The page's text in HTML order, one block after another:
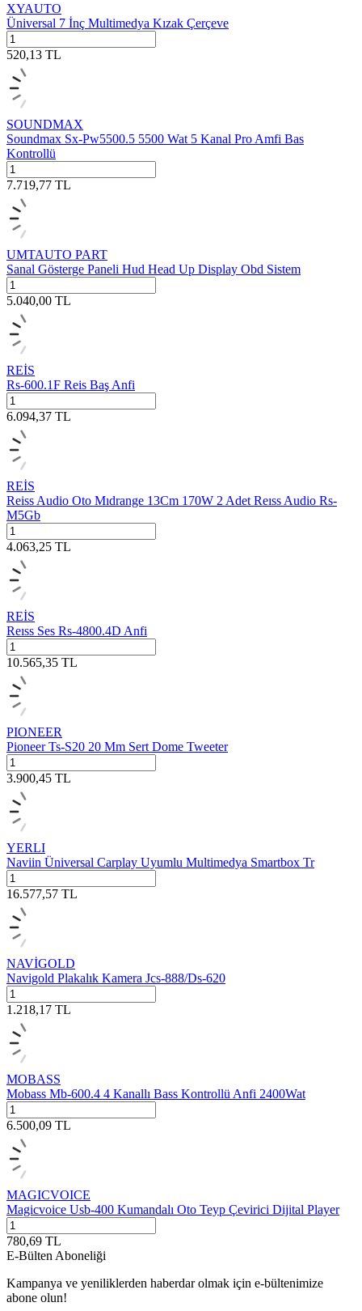
XYAUTO
Üniversal 7 İnç Multimedya Kızak Çerçeve
520,13 TL
SOUNDMAX
Soundmax Sx-Pw5500.5 5500 Wat 5 Kanal Pro Amfi Bas
Kontrollü
7.719,77 TL
UMTAUTO PART
Sanal Gösterge Paneli Hud Head Up Display Obd Sistem
5.040,00 TL
REİS
Rs-600.1F Reis Baş Anfi
6.094,37 TL
REİS
Reiss Audio Oto Mıdrange 13Cm 170W 2 Adet Reıss Audio Rs-
M5Gb
4.063,25 TL
REİS
Reıss Ses Rs-4800.4D Anfi
10.565,35 TL
PIONEER
Pioneer Ts-S20 20 Mm Sert Dome Tweeter
3.900,45 TL
YERLI
Naviin Üniversal Carplay Uyumlu Multimedya Smartbox Tr
16.577,57 TL
NAVİGOLD
Navigold Plakalık Kamera Jcs-888/Ds-620
1.218,17 TL
MOBASS
Mobass Mb-600.4 4 Kanallı Bass Kontrollü Anfi 2400Wat
6.500,09 TL
MAGICVOICE
Magicvoice Usb-400 Kumandalı Oto Teyp Çevirici Dijital Player
780,69 TL
E-Bülten Aboneliği
Kampanya ve yeniliklerden haberdar olmak için e-bültenimize
abone olun!